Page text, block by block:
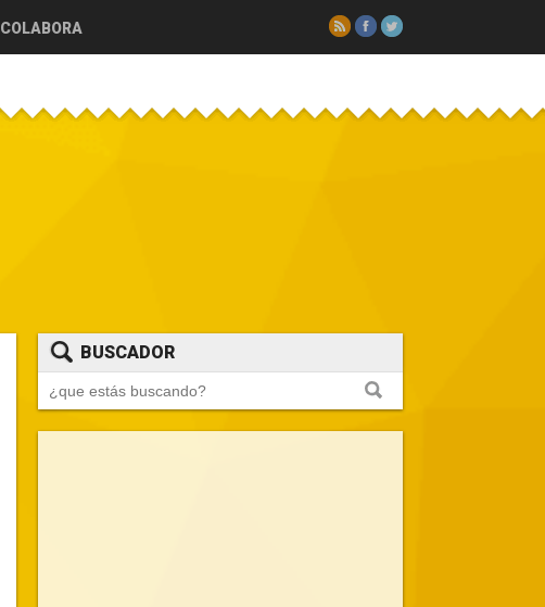
COLABORA
BUSCADOR